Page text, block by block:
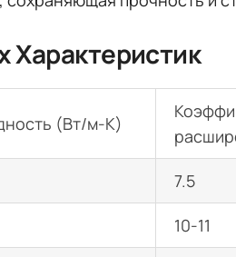
Характеристик
(Вт/м-К)
7.5
10-11